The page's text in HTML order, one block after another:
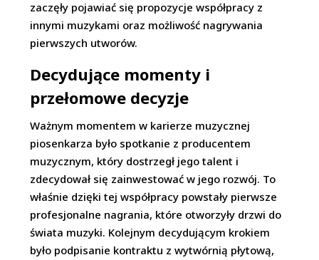
zaczęły pojawiać się propozycje współpracy z
innymi muzykami oraz możliwość nagrywania
pierwszych utworów.
Decydujące momenty i
przełomowe decyzje
Ważnym momentem w karierze muzycznej
piosenkarza było spotkanie z producentem
muzycznym, który dostrzegł jego talent i
zdecydował się zainwestować w jego rozwój. To
właśnie dzięki tej współpracy powstały pierwsze
profesjonalne nagrania, które otworzyły drzwi do
świata muzyki. Kolejnym decydującym krokiem
było podpisanie kontraktu z wytwórnią płytową,